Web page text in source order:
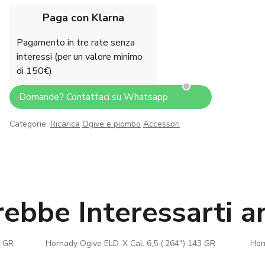
Paga con Klarna
Pagamento in tre rate senza
interessi (per un valore minimo
di 150€)
Domande? Contattaci su Whatsapp
Categorie: Ricarica Ogive e piombo Accessori
Interessarti